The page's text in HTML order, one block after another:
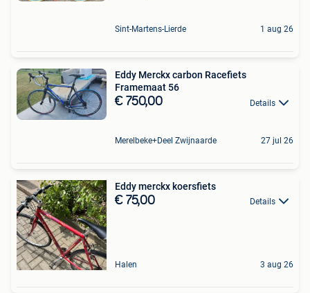
Sint-Martens-Lierde 1 aug 26
Eddy Merckx carbon Racefiets
Framemaat 56
€ 750,00 Details
Merelbeke+Deel Zwijnaarde 27 jul 26
Eddy merckx koersfiets
€ 75,00 Details
Halen 3 aug 26